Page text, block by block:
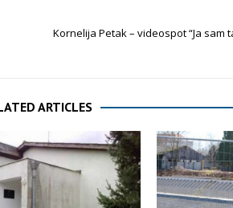
Kornelija Petak – videospot “Ja sam
ARTICLES